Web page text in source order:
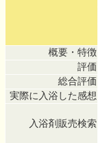
概要・特徴
評価
総合評価
実際に入浴した感想
入浴剤販売検索